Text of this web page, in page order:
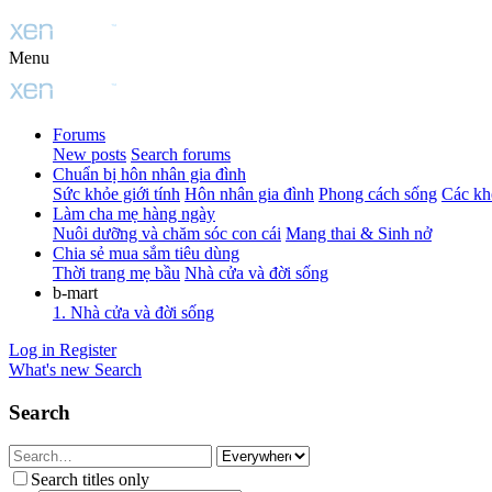
Menu
Forums
New posts Search forums
Chuẩn bị hôn nhân gia đình
Sức khỏe giới tính Hôn nhân gia đình Phong cách sống Các
Làm cha mẹ hàng ngày
Nuôi dưỡng và chăm sóc con cái Mang thai & Sinh nở
Chia sẻ mua sắm tiêu dùng
Thời trang mẹ bầu Nhà cửa và đời sống
b-mart
1. Nhà cửa và đời sống
Log in Register
What's new Search
Search
Search titles only